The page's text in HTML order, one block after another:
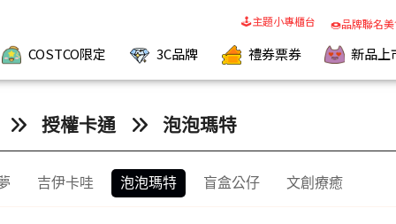
🕹️主題小專櫃台 🍩品牌聯名
COSTCO限定 3C品牌 禮券票券 新品上
授權卡通 泡泡瑪特
吉伊卡哇 泡泡瑪特 盲盒公仔 文創療癒